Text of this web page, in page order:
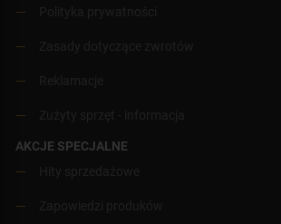
AKCJE SPECJALNE